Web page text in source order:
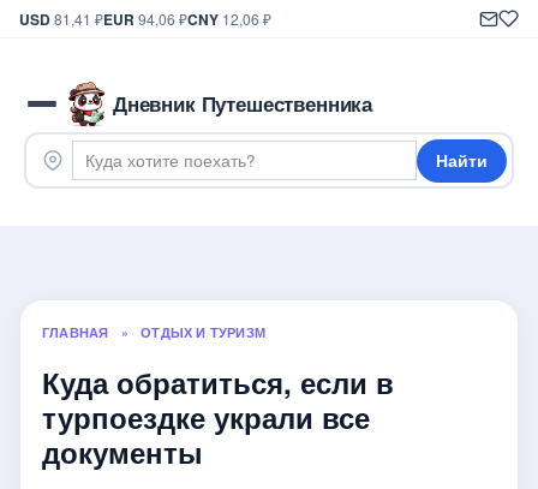
USD81,41 ₽EUR 94,06 ₽CNY 12,06 ₽
Дневник Путешественника
Найти
ГЛАВНАЯ » ОТДЫХ И ТУРИЗМ
Куда обратиться, если в
турпоездке украли все
документы